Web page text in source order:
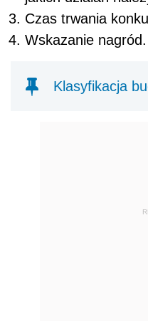
Czas trwania
Wskazanie nagród.
Klasyfikacja